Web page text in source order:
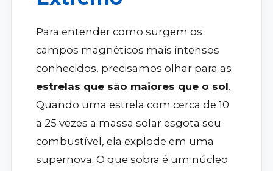
Para entender como surgem os
campos magnéticos mais intensos
conhecidos, precisamos olhar para as
estrelas que são maiores que o sol.
Quando uma estrela com cerca de 10
a 25 vezes a massa solar esgota seu
combustível, ela explode em uma
supernova. O que sobra é um núcleo